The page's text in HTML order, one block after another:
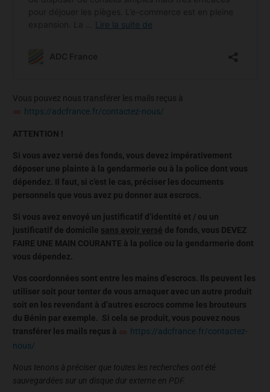
Vous pouvez nous transférer les mails reçus à
https://adcfrance.fr/contactez-nous/
ATTENTION !
Si vous avez versé des fonds, vous devez impérativement
déposer une plainte à la gendarmerie ou à la police dont vous
dépendez. Il faut, si c’est le cas, préciser les documents
personnels que vous avez pu donner aux escrocs.
Si vous avez envoyé un justificatif d’identité et / ou un
justificatif de domicile sans avoir versé de fonds, vous DEVEZ
FAIRE UNE MAIN COURANTE à la police ou la gendarmerie dont
vous dépendez.
Vos coordonnées sont entre les mains d’escrocs. Ils peuvent les
utiliser soit pour tenter de vous arnaquer avec un autre produit
soit en les revendant à d’autres escrocs comme les brouteurs
du Bénin par exemple. Si cela se produit, vous pouvez nous
transférer les mails reçus à
https://adcfrance.fr/contactez-
nous/
Nous tenons à préciser que toutes les recherches ont été
sauvegardées sur un disque dur externe en PDF.